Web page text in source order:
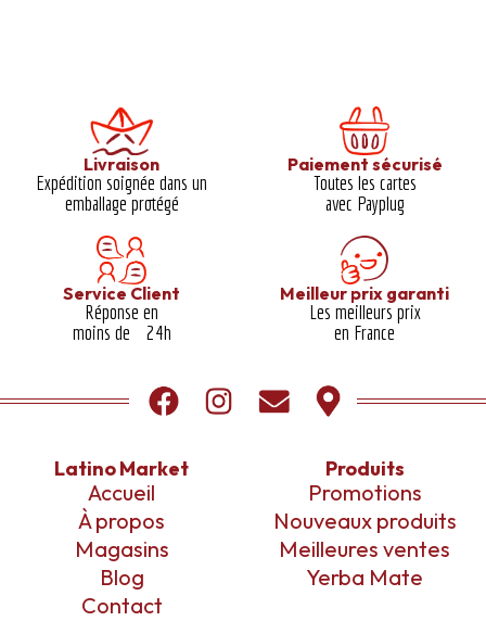
Livraison
Expédition soignée dans un
emballage protégé​
Paiement sécurisé
Toutes les cartes
avec Payplug
Service Client
Réponse en
moins de 24h
Meilleur prix garanti​
Les meilleurs prix
en France
Latino Market
Accueil
À propos
Magasins
Blog
Contact
Produits
Promotions
Nouveaux produits
Meilleures ventes
Yerba Mate